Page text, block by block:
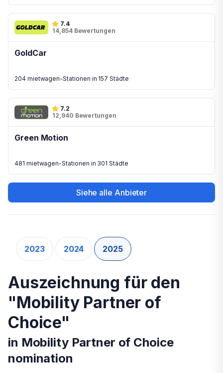
7.4
14,854 Bewertungen
GoldCar
204 mietwagen-Stationen in 157 Städte
7.2
12,940 Bewertungen
Green Motion
481 mietwagen-Stationen in 301 Städte
Siehe alle Anbieter
2023 2024 2025
Auszeichnung für den
"Mobility Partner of
Choice"
in Mobility Partner of Choice
nomination
Auszeichnung für den
"Mobility Partner of Choice"
2023
Lieferanten ausgezeichnet, die hervorragende
Autovermietungserfahrungen geliefert und die
höchste Kundenzufriedenheit erhalten haben.
Auszeichnung für den
"Mobility Partner of
Choice"
in Mobility Partner of Choice
nomination